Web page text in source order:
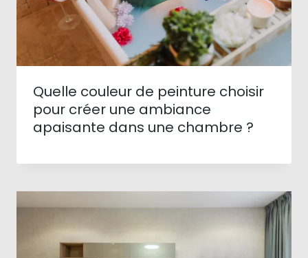
Quelle couleur de peinture choisir
pour créer une ambiance
apaisante dans une chambre ?